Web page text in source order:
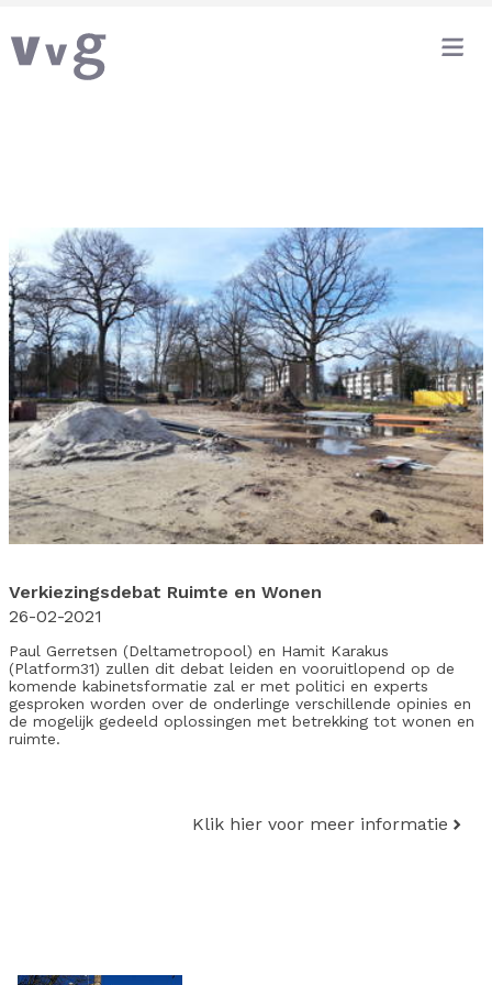
Verkiezingsdebat Ruimte en Wonen
26-02-2021
Paul Gerretsen (Deltametropool) en Hamit Karakus
(Platform31) zullen dit debat leiden en vooruitlopend op de
komende kabinetsformatie zal er met politici en experts
gesproken worden over de onderlinge verschillende opinies en
de mogelijk gedeeld oplossingen met betrekking tot wonen en
ruimte.
Klik hier voor meer informatie